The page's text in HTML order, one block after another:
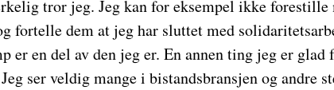
tror jeg. Jeg kan for eksempel ikke forestille
fortelle dem at jeg har sluttet med
er en del av den jeg er. En annen ting jeg er glad
ser veldig mange i bistandsbransjen og andre